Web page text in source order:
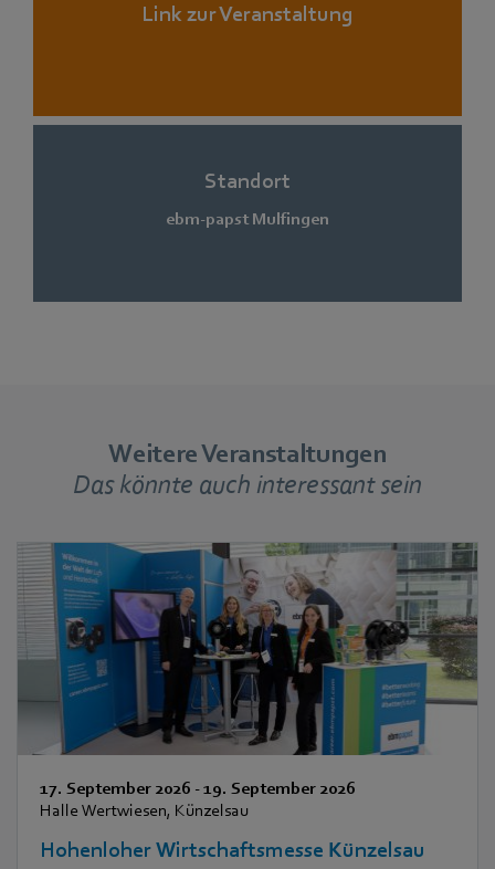
Link zur Veranstaltung
Standort
ebm-papst Mulfingen
Weitere Veranstaltungen
Das könnte auch interessant sein
17. September 2026 -19. September 2026
Halle Wertwiesen, Künzelsau
Hohenloher Wirtschaftsmesse Künzelsau